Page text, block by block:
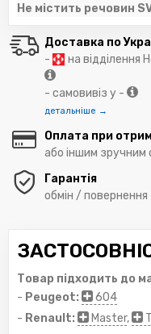
Не містить речовин
Доставка по
-
на відділення
- самовивіз у -
детальніше →
Оплата при
або іншим зручним
Гарантія
обмін / повернення
Товар підходить до
- Peugeot:
604
- Renault: Master,